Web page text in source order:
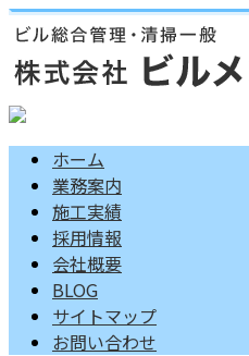
ホーム
業務案内
施工実績
採用情報
会社概要
BLOG
サイトマップ
お問い合わせ